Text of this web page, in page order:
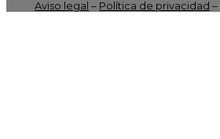
Aviso legal – Política de privacidad –